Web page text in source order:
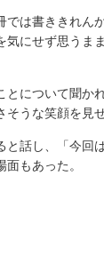
は書ききれん
にせず思うま
について聞か
うな笑顔を見せ
話し、「今回
もあった。